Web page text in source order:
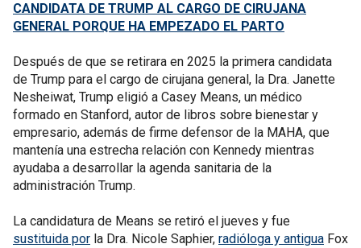
CANDIDATA DE TRUMP AL CARGO DE CIRUJANA
GENERAL PORQUE HA EMPEZADO EL PARTO
Después de que se retirara en 2025 la primera candidata
de Trump para el cargo de cirujana general, la Dra. Janette
Nesheiwat, Trump eligió a Casey Means, un médico
formado en Stanford, autor de libros sobre bienestar y
empresario, además de firme defensor de la MAHA, que
mantenía una estrecha relación con Kennedy mientras
ayudaba a desarrollar la agenda sanitaria de la
administración Trump.
La candidatura de Means se retiró el jueves y fue
sustituida por la Dra. Nicole Saphier, radióloga y antigua Fox